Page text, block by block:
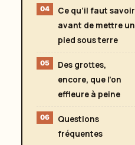
Ce qu’il faut savoir
avant de mettre un
pied sous terre
Des grottes,
encore, que l’on
effleure à peine
Questions
fréquentes